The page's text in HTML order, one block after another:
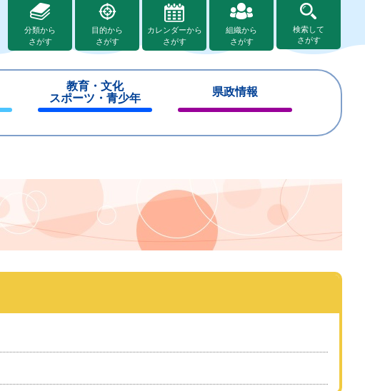
分類から
さがす
目的から
さがす
カレンダーから
さがす
組織から
さがす
検索して
さがす
教育・文化
スポーツ・青少年
じ
県政情報
じ